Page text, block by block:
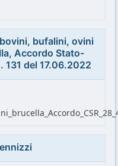
bufalini, ovini
Accordo Stato-
131 del 17.06.2022